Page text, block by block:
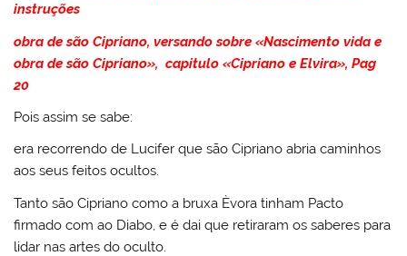
instruções
obra de são Cipriano, versando sobre «Nascimento vida e
obra de são Cipriano», capitulo «Cipriano e Elvira», Pag
20
Pois assim se sabe:
era recorrendo de Lucifer que são Cipriano abria caminhos
aos seus feitos ocultos.
Tanto são Cipriano como a bruxa Èvora tinham Pacto
firmado com ao Diabo, e é dai que retiraram os saberes para
lidar nas artes do oculto.